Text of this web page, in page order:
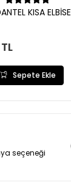
Sepete Ekle
KISA ELBİSE
Sepete Ekle
seçeneği